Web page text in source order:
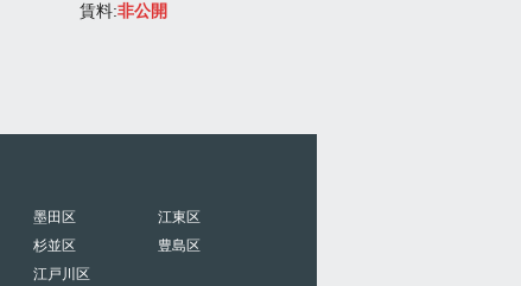
賃料:非公開
墨田区
江東区
杉並区
豊島区
江戸川区